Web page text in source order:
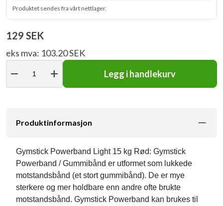
Produktet sendes fra vårt nettlager.
129 SEK
eks mva: 103.20 SEK
remove add Legg i handlekurv
Produktinformasjon
Gymstick Powerband Light 15 kg Rød: Gymstick
Powerband / Gummibånd er utformet som lukkede
motstandsbånd (et stort gummibånd). De er mye
sterkere og mer holdbare enn andre ofte brukte
motstandsbånd. Gymstick Powerband kan brukes til